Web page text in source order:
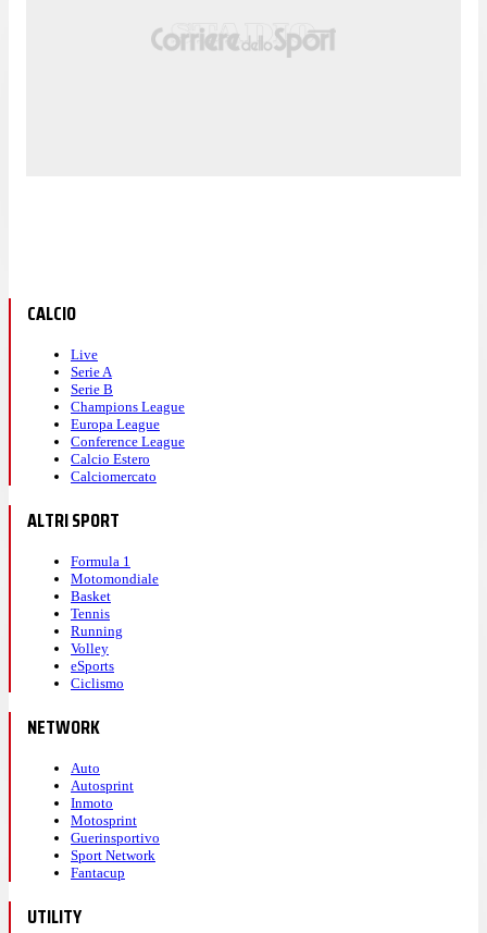
CALCIO
Live
Serie A
Serie B
Champions League
Europa League
Conference League
Calcio Estero
Calciomercato
ALTRI SPORT
Formula 1
Motomondiale
Basket
Tennis
Running
Volley
eSports
Ciclismo
NETWORK
Auto
Autosprint
Inmoto
Motosprint
Guerinsportivo
Sport Network
Fantacup
UTILITY